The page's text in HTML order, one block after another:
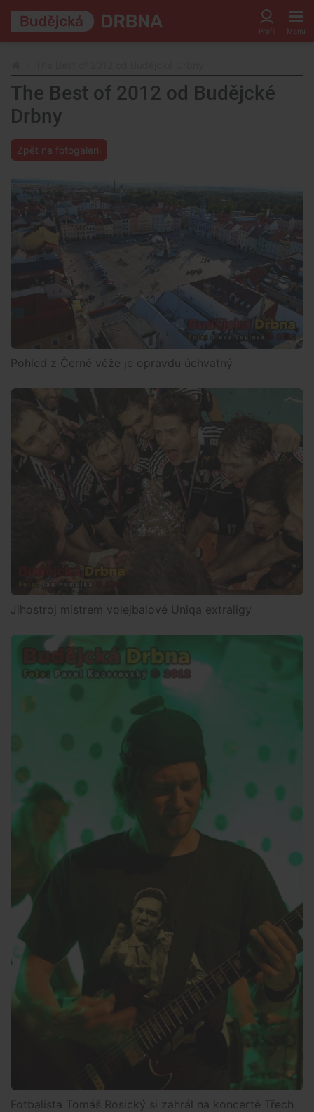
The Best of 2012 od Budějcké
Drbny
Zpět na fotogalerii
Pohled z Černé věže je opravdu úchvatný
Jihostroj mistrem volejbalové Uniqa extraligy
Fotbalista Tomáš Rosický si zahrál na koncertě Třech